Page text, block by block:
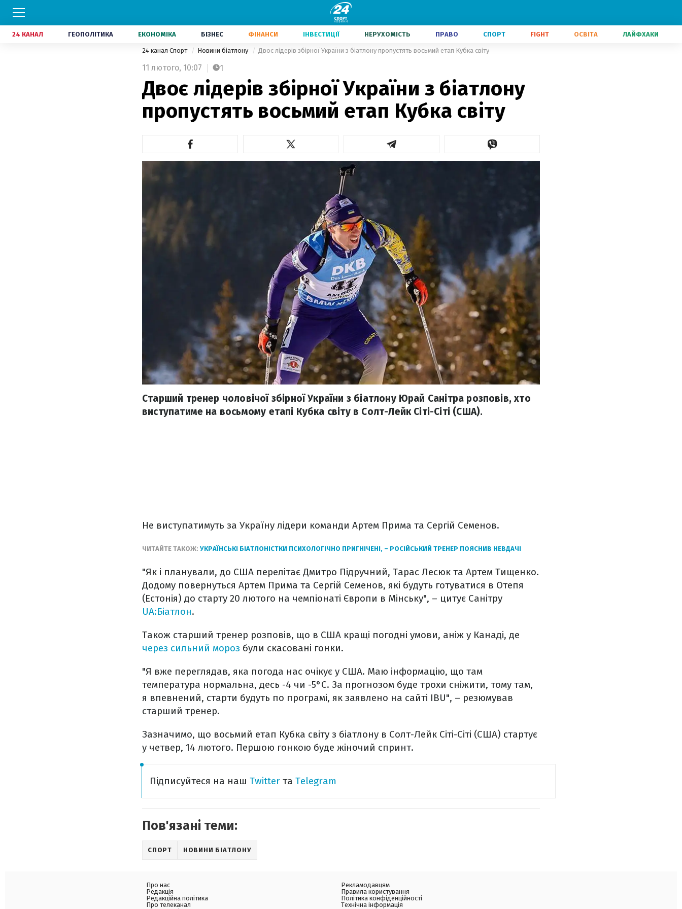
24 КАНАЛ ГЕОПОЛІТИКА ЕКОНОМІКА БІЗНЕС ФІНАНСИ ІНВЕСТИЦІЇ НЕРУХОМІСТЬ ПРАВО СПОРТ FIGHT ОСВІТА ЛАЙФХАКИ
24 канал Спорт Новини біатлону Двоє лідерів збірної України з біатлону пропустять восьмий етап Кубка світу
11 лютого, 10:07 1
Двоє лідерів збірної України з біатлону
пропустять восьмий етап Кубка світу
Старший тренер чоловічої збірної України з біатлону Юрай Санітра розповів, хто
виступатиме на восьмому етапі Кубка світу в Солт-Лейк Сіті-Сіті (США).
Не виступатимуть за Україну лідери команди Артем Прима та Сергій Семенов.
ЧИТАЙТЕ ТАКОЖ: УКРАЇНСЬКІ БІАТЛОНІСТКИ ПСИХОЛОГІЧНО ПРИГНІЧЕНІ, – РОСІЙСЬКИЙ ТРЕНЕР ПОЯСНИВ НЕВДАЧІ
"Як і планували, до США перелітає Дмитро Підручний, Тарас Лесюк та Артем Тищенко.
Додому повернуться Артем Прима та Сергій Семенов, які будуть готуватися в Отепя
(Естонія) до старту 20 лютого на чемпіонаті Європи в Мінську", – цитує Санітру
UA:Біатлон.
Також старший тренер розповів, що в США кращі погодні умови, аніж у Канаді, де
через сильний мороз були скасовані гонки.
"Я вже переглядав, яка погода нас очікує у США. Маю інформацію, що там
температура нормальна, десь -4 чи -5°C. За прогнозом буде трохи сніжити, тому там,
я впевнений, старти будуть по програмі, як заявлено на сайті IBU", – резюмував
старший тренер.
Зазначимо, що восьмий етап Кубка світу з біатлону в Солт-Лейк Сіті-Сіті (США) стартує
у четвер, 14 лютого. Першою гонкою буде жіночий спринт.
Підписуйтеся на наш Twitter та Telegram
Пов'язані теми:
СПОРТ НОВИНИ БІАТЛОНУ
Про нас
Редакція
Редакційна політика
Про телеканал
Рекламодавцям
Правила користування
Політика конфіденційності
Технічна інформація